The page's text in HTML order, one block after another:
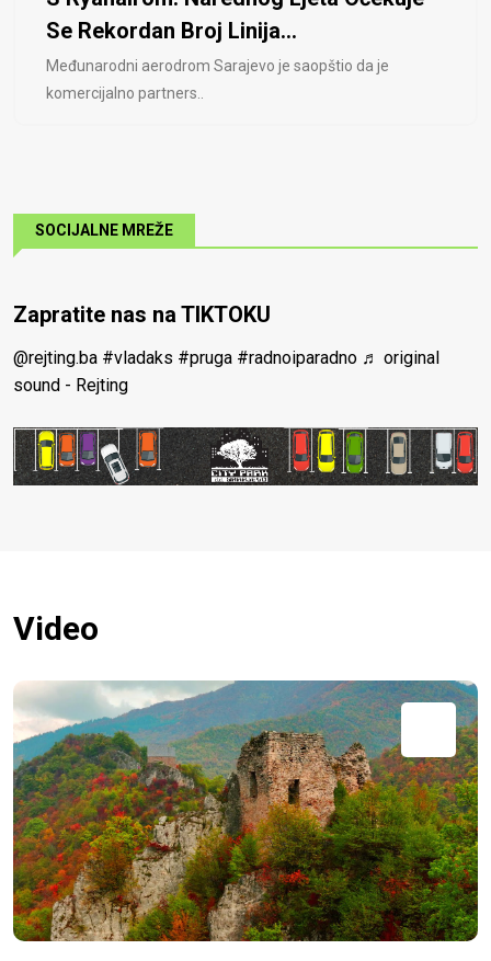
Se Rekordan Broj Linija...
Međunarodni aerodrom Sarajevo je saopštio da je
komercijalno partners..
SOCIJALNE MREŽE
Zapratite nas na TIKTOKU
@rejting.ba #vladaks #pruga #radnoiparadno ♬ original
sound - Rejting
Video